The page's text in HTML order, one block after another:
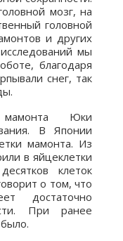
мозг, на
головной
и других
мы
благодаря
снег, так
мамонта Юки
В Японии
мамонта. Из
в яйцеклетки
клеток
о том, что
достаточно
При ранее